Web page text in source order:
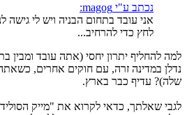
נכתב ע"י magog:
אני עובד בתחום הבניה ויש לי גישה
לחץ כדי להרחיב...
למה להחליף יתרון יחסי (אתה עובד ומבין
נדלן במדינה זרה, עם חוקים אחרים,
שלה)? עדיף כבר בארץ.
לגבי שאלתך, כדאי לקרוא את "מייק